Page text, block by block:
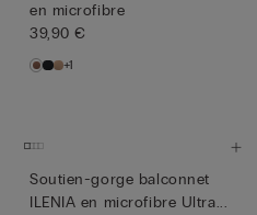
en microfibre
39,90 €
+1
Soutien-gorge balconnet
ILENIA en microfibre Ultra...